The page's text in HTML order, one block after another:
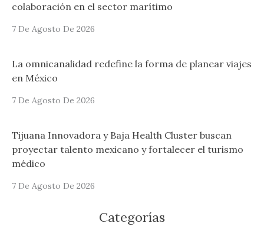
colaboración en el sector marítimo
7 De Agosto De 2026
La omnicanalidad redefine la forma de planear viajes
en México
7 De Agosto De 2026
Tijuana Innovadora y Baja Health Cluster buscan
proyectar talento mexicano y fortalecer el turismo
médico
7 De Agosto De 2026
Categorías